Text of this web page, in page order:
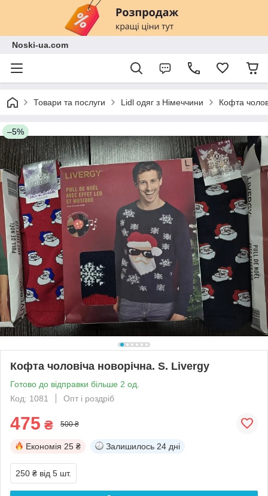
Noski-ua.com
Товари та послуги Lidl одяг з Німеччини Кофта
–5%
Кофта чоловіча новорічна. S. Livergy
Готово до відправки більше 2 од.
Код: 1081
Опт і роздріб
475 ₴ 500 ₴
Економія 25 ₴ Залишилось 24 дні
250 ₴ від 5 шт.